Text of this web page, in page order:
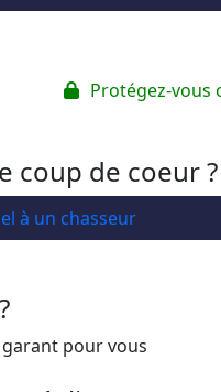
Protégez-vous
coup de coeur ?
à un chasseur
pour vous